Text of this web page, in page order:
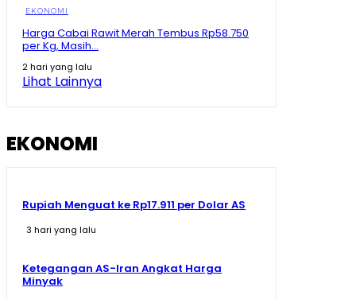
Tegas! Menko Zulhas Ancam Tutup SPPG yang Nekat
09:13
EKONOMI
Harga Cabai Rawit Merah Tembus Rp58.750
per Kg, Masih...
2 hari yang lalu
Lihat Lainnya
EKONOMI
Rupiah Menguat ke Rp17.911 per Dolar AS
3 hari yang lalu
Ketegangan AS-Iran Angkat Harga
Minyak